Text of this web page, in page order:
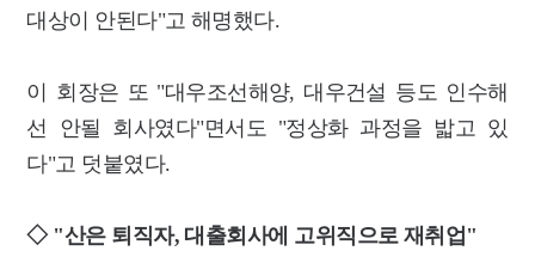
대상이 안된다"고 해명했다.
이 회장은 또 "대우조선해양, 대우건설 등도 인수해
선 안될 회사였다"면서도 "정상화 과정을 밟고 있
다"고 덧붙였다.
◇ "산은 퇴직자, 대출회사에 고위직으로 재취업"